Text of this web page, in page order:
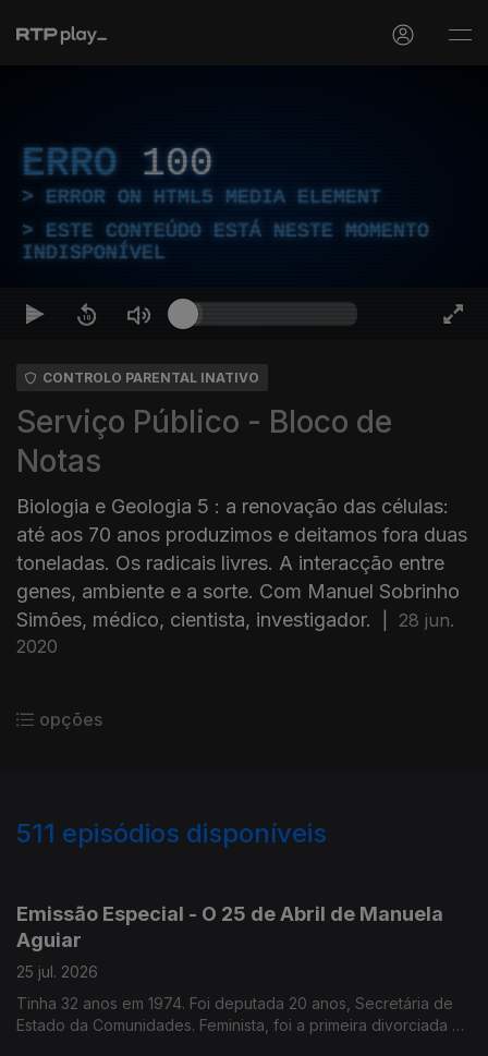
ERRO 100
ERROR ON HTML5 MEDIA ELEMENT
ESTE CONTEÚDO ESTÁ NESTE MOMENTO
INDISPONÍVEL
CONTROLO PARENTAL INATIVO
Serviço Público - Bloco de
Notas
Biologia e Geologia 5 : a renovação das células:
até aos 70 anos produzimos e deitamos fora duas
toneladas. Os radicais livres. A interacção entre
genes, ambiente e a sorte. Com Manuel Sobrinho
Simões, médico, cientista, investigador.
28 jun.
2020
opções
511 episódios disponíveis
Emissão Especial - O 25 de Abril de Manuela
Aguiar
25 jul. 2026
Tinha 32 anos em 1974. Foi deputada 20 anos, Secretária de
Estado da Comunidades. Feminista, foi a primeira divorciada na